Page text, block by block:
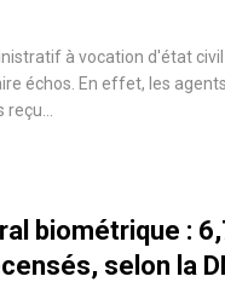
à vocation d'état civil
échos. En effet, les
biométrique :
selon la